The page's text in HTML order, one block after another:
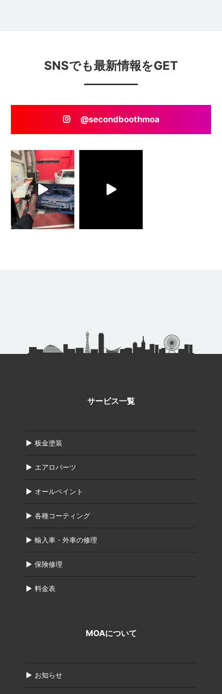
SNSでも最新情報をGET
@secondboothmoa
サービス一覧
板金塗装
エアロパーツ
オールペイント
各種コーティング
輸入車・外車の修理
保険修理
料金表
MOAについて
お知らせ